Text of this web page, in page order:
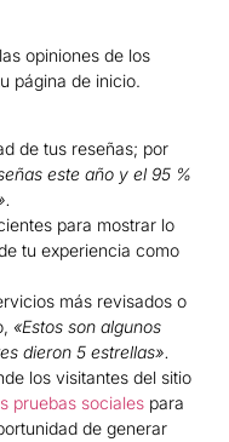
opiniones de los
página de inicio.
de tus reseñas; por
este año y el 95 %
para mostrar lo
tu experiencia como
más revisados ​​o
«Estos son algunos
dieron 5 estrellas».
los visitantes del sitio
pruebas sociales para
de generar